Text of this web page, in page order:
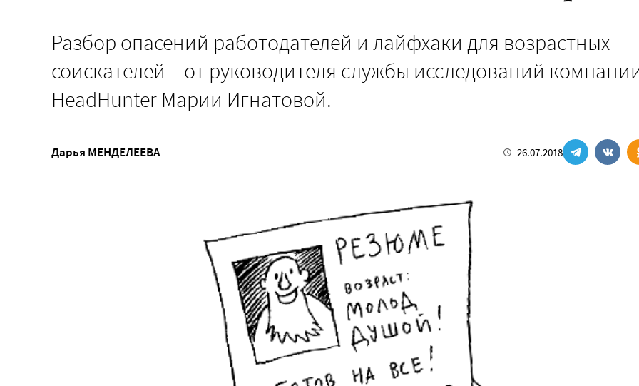
Разбор опасений работодателей и лайфхаки для возрастных
соискателей – от руководителя службы исследований
HeadHunter Марии Игнатовой.
Дарья МЕНДЕЛЕЕВА 26.07.2018